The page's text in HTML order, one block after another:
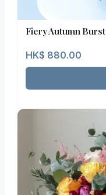
Fiery Autumn Burst
HK$ 880.00